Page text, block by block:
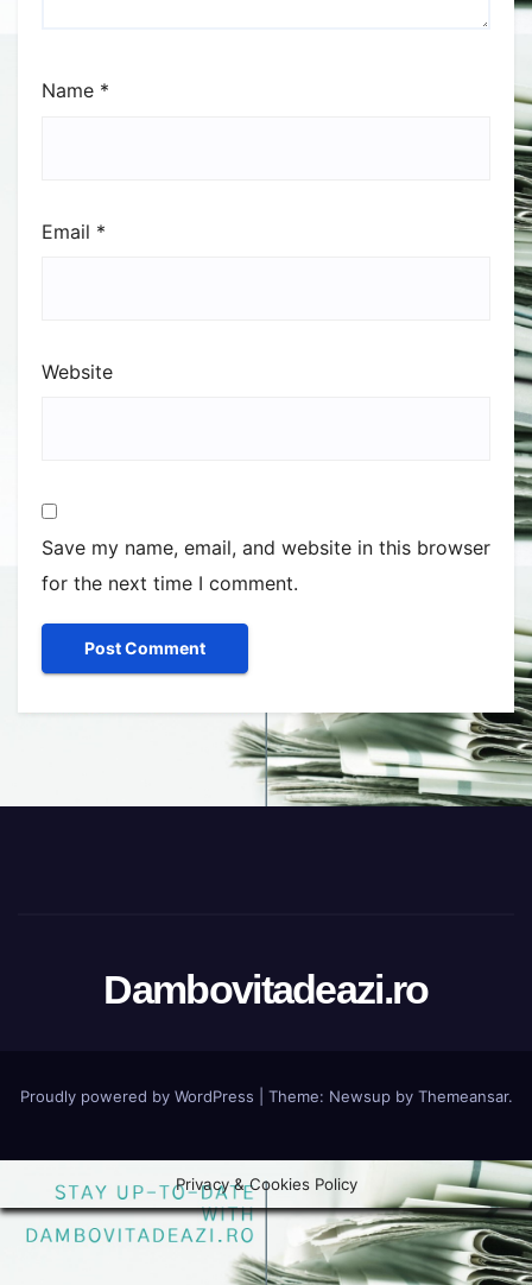
Name *
Email *
Website
Save my name, email, and website in this browser
for the next time I comment.
Dambovitadeazi.ro
Proudly powered by WordPress Theme: Newsupby Themeansar.
Privacy & Cookies Policy